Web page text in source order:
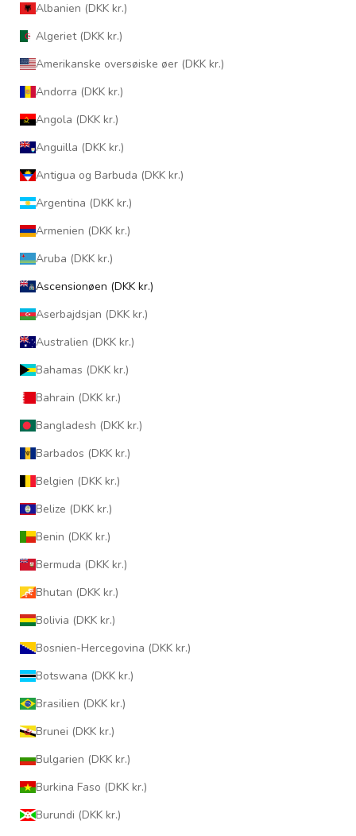
Albanien (DKK kr.)
Algeriet (DKK kr.)
Amerikanske oversøiske øer (DKK kr.)
Andorra (DKK kr.)
Angola (DKK kr.)
Anguilla (DKK kr.)
Antigua og Barbuda (DKK kr.)
Argentina (DKK kr.)
Armenien (DKK kr.)
Aruba (DKK kr.)
Ascensionøen (DKK kr.)
Aserbajdsjan (DKK kr.)
Australien (DKK kr.)
Bahamas (DKK kr.)
Bahrain (DKK kr.)
Bangladesh (DKK kr.)
Barbados (DKK kr.)
Belgien (DKK kr.)
Belize (DKK kr.)
Benin (DKK kr.)
Bermuda (DKK kr.)
Bhutan (DKK kr.)
Bolivia (DKK kr.)
Bosnien-Hercegovina (DKK kr.)
Botswana (DKK kr.)
Brasilien (DKK kr.)
Brunei (DKK kr.)
Bulgarien (DKK kr.)
Burkina Faso (DKK kr.)
Burundi (DKK kr.)